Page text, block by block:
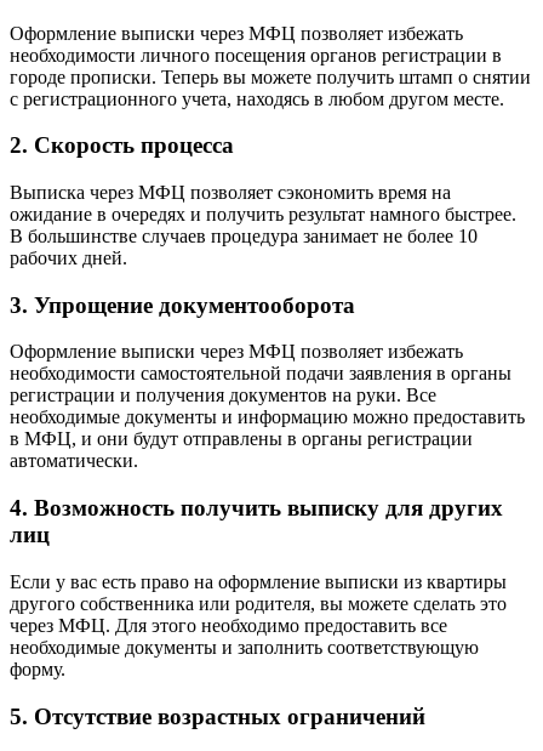
Оформление выписки через МФЦ позволяет избежать
необходимости личного посещения органов регистрации в
городе прописки. Теперь вы можете получить штамп о снятии
с регистрационного учета, находясь в любом другом месте.
2. Скорость процесса
Выписка через МФЦ позволяет сэкономить время на
ожидание в очередях и получить результат намного быстрее.
В большинстве случаев процедура занимает не более 10
рабочих дней.
3. Упрощение документооборота
Оформление выписки через МФЦ позволяет избежать
необходимости самостоятельной подачи заявления в органы
регистрации и получения документов на руки. Все
необходимые документы и информацию можно предоставить
в МФЦ, и они будут отправлены в органы регистрации
автоматически.
4. Возможность получить выписку для других
лиц
Если у вас есть право на оформление выписки из квартиры
другого собственника или родителя, вы можете сделать это
через МФЦ. Для этого необходимо предоставить все
необходимые документы и заполнить соответствующую
форму.
5. Отсутствие возрастных ограничений